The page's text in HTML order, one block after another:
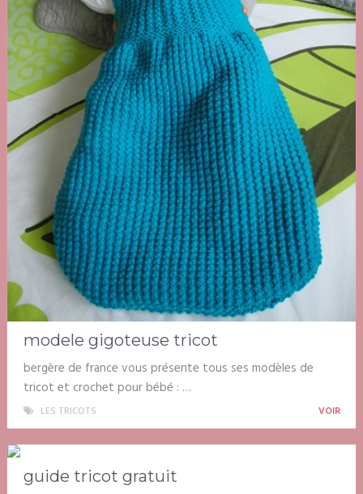
modele gigoteuse tricot
bergère de france vous présente tous ses modèles de
tricot et crochet pour bébé : …
LES TRICOTS VOIR
guide tricot gratuit